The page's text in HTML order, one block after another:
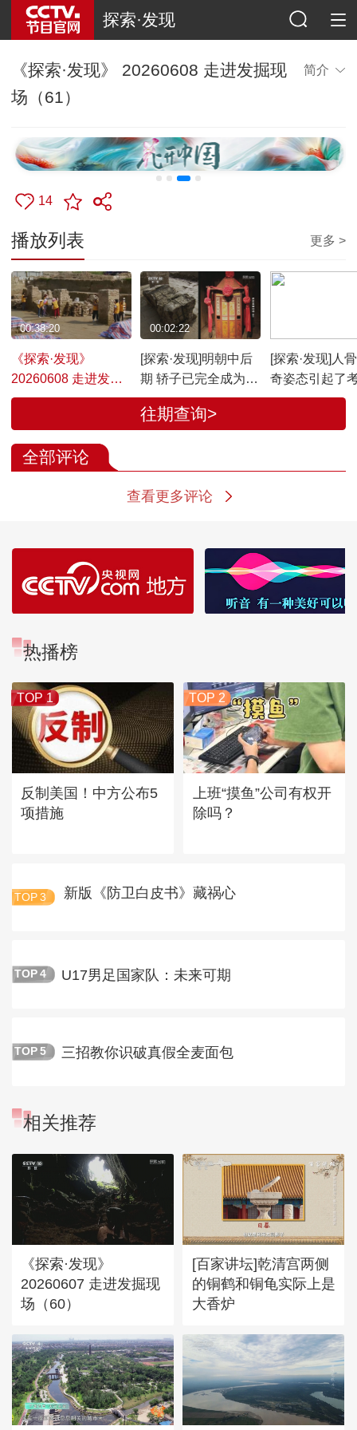
探索·发现
《探索·发现》 20260608 走进发掘现
场（61）
简介
14
播放列表 更多 >
《探索·发现》
20260608 走进发掘
现场（61）
00:38:20
[探索·发现]明朝中后
期 轿子已完全成为各
级官员的代步工具
00:02:22
[探索·发现]人
奇姿态引起了
员的种种猜测
往期查询>
全部评论
查看更多评论
热播榜
TOP 1
反制美国！中方公布5
项措施
TOP 2
上班“摸鱼”公司有权开
除吗？
TOP 3 新版《防卫白皮书》藏祸心
TOP 4 U17男足国家队：未来可期
TOP 5 三招教你识破真假全麦面包
相关推荐
《探索·发现》
20260607 走进发掘现
场（60）
[百家讲坛]乾清宫两侧
的铜鹤和铜龟实际上是
大香炉